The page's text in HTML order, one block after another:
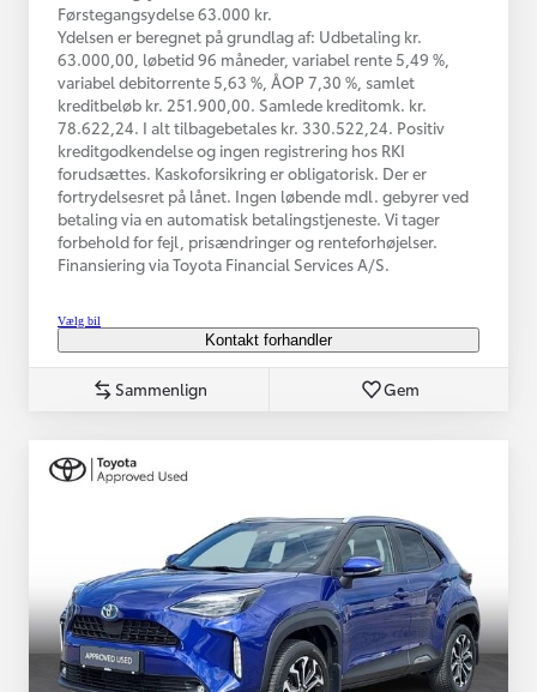
Førstegangsydelse 63.000 kr.
Ydelsen er beregnet på grundlag af: Udbetaling kr.
63.000,00, løbetid 96 måneder, variabel rente 5,49 %,
variabel debitorrente 5,63 %, ÅOP 7,30 %, samlet
kreditbeløb kr. 251.900,00. Samlede kreditomk. kr.
78.622,24. I alt tilbagebetales kr. 330.522,24. Positiv
kreditgodkendelse og ingen registrering hos RKI
forudsættes. Kaskoforsikring er obligatorisk. Der er
fortrydelsesret på lånet. Ingen løbende mdl. gebyrer ved
betaling via en automatisk betalingstjeneste. Vi tager
forbehold for fejl, prisændringer og renteforhøjelser.
Finansiering via Toyota Financial Services A/S.
Vælg bil
Kontakt forhandler
Sammenlign Gem